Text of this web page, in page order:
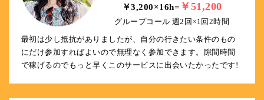
￥3,200×16h= ￥51,200
グループコール 週2回×1回2時間
最初は少し抵抗がありましたが、自分の行きたい条件のもの
にだけ参加すればよいので無理なく参加できます。隙間時間
で稼げるのでもっと早くこのサービスに出会いたかったです!